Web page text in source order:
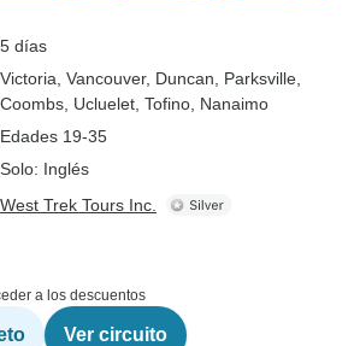
5 días
Victoria , Vancouver, Duncan , Parksville
Coombs , Ucluelet , Tofino , Nanaimo
Edades 19-35
Solo: Inglés
West Trek Tours Inc.
a los descuentos
Ver circuito